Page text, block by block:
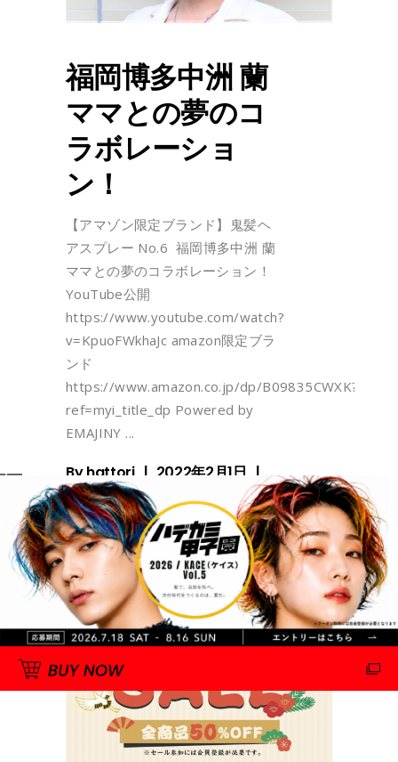
福岡博多中洲 蘭
ママとの夢のコ
ラボレーショ
ン！
【アマゾン限定ブランド】鬼髪ヘ
アスプレー No.6 福岡博多中洲 蘭
ママとの夢のコラボレーション！
YouTube公開
https://www.youtube.com/watch?
v=KpuoFWkhaJc amazon限定ブラ
ンド
https://www.amazon.co.jp/dp/B09835CWXK?
ref=myi_title_dp Powered by
EMAJINY
Byhattori
2022年2月1日
0 Comments